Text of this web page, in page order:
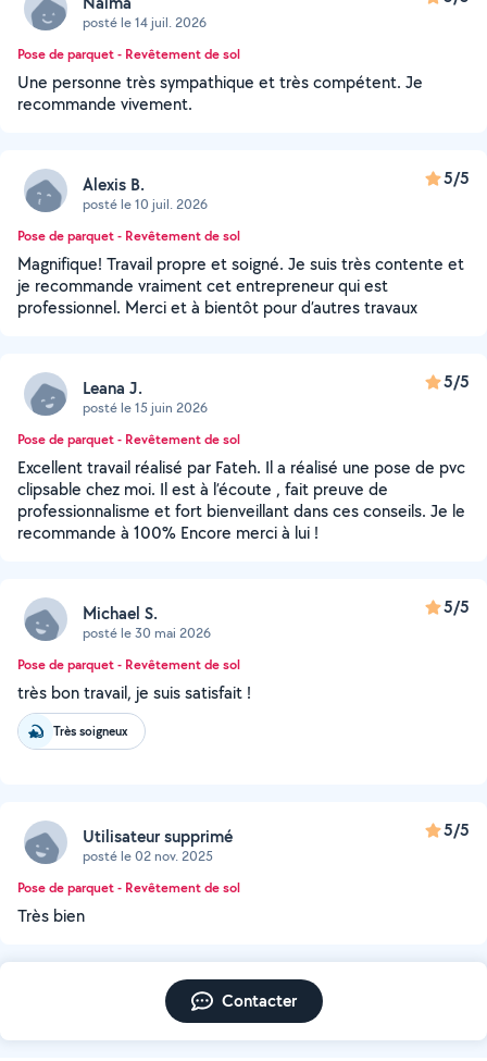
posté le 14 juil. 2026
Pose de parquet - Revêtement de sol
Une personne très sympathique et très compétent. Je
recommande vivement.
Alexis B.
posté le 10 juil. 2026
5/5
Pose de parquet - Revêtement de sol
Magnifique! Travail propre et soigné. Je suis très contente et
je recommande vraiment cet entrepreneur qui est
professionnel. Merci et à bientôt pour d’autres travaux
Leana J.
posté le 15 juin 2026
5/5
Pose de parquet - Revêtement de sol
Excellent travail réalisé par Fateh. Il a réalisé une pose de pvc
clipsable chez moi. Il est à l’écoute , fait preuve de
professionnalisme et fort bienveillant dans ces conseils. Je le
recommande à 100% Encore merci à lui !
Michael S.
posté le 30 mai 2026
5/5
Pose de parquet - Revêtement de sol
très bon travail, je suis satisfait !
Très soigneux
Utilisateur supprimé
posté le 02 nov. 2025
5/5
Pose de parquet - Revêtement de sol
Très bien
Contacter